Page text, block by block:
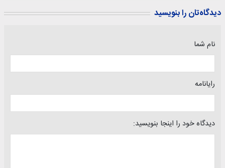
دیدگاه‌تان را بنویسید
نام شما
رایانامه
دیدگاه خود را اینجا بنویسید: